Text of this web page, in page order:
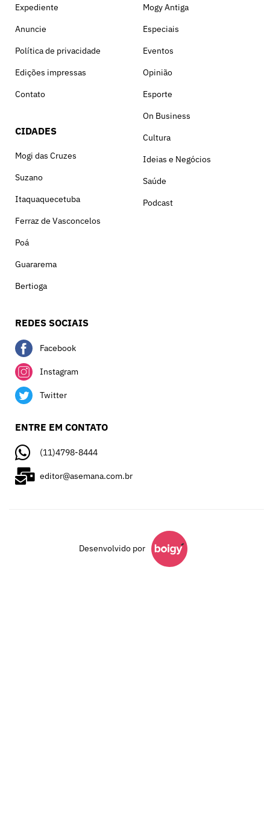
Expediente
Anuncie
Política de privacidade
Edições impressas
Contato
CIDADES
Mogi das Cruzes
Suzano
Itaquaquecetuba
Ferraz de Vasconcelos
Poá
Guararema
Bertioga
Mogy Antiga
Especiais
Eventos
Opinião
Esporte
On Business
Cultura
Ideias e Negócios
Saúde
Podcast
REDES SOCIAIS
Facebook
Instagram
Twitter
ENTRE EM CONTATO
(11)4798-8444
editor@asemana.com.br
Desenvolvido por